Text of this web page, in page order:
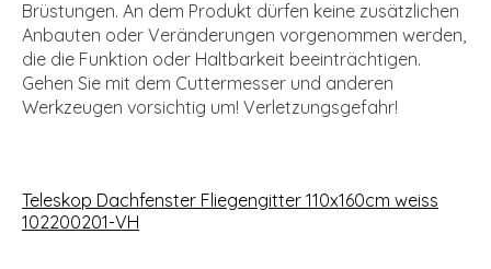
Brüstungen. An dem Produkt dürfen keine zusätzlichen
Anbauten oder Veränderungen vorgenommen werden,
die die Funktion oder Haltbarkeit beeinträchtigen.
Gehen Sie mit dem Cuttermesser und anderen
Werkzeugen vorsichtig um! Verletzungsgefahr!
Teleskop Dachfenster Fliegengitter 110x160cm weiss
102200201-VH